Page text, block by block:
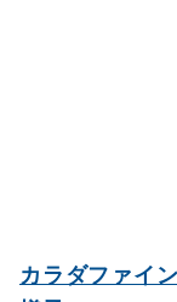
カラダファイ